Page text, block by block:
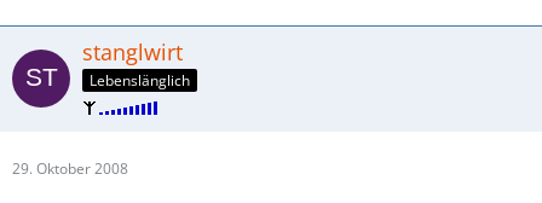
stanglwirt
Lebenslänglich
29. Oktober 2008